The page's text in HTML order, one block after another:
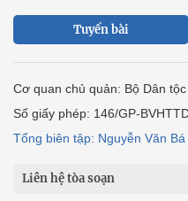
Tuyến bài
Cơ quan chủ quản: Bộ Dân
Số giấy phép: 146/GP-
Tổng biên tập: Nguyễn Văn Bá
Liên hệ tòa soạn